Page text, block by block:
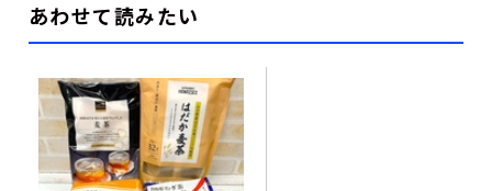
あわせて読みたい